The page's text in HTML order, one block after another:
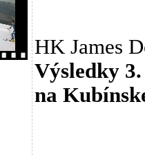
HK James
Výsledky
na